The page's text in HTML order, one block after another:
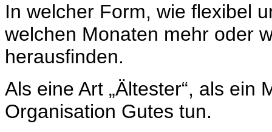
In welcher Form, wie flexibel
welchen Monaten mehr oder
herausfinden.
Als eine Art „Ältester“, als ein
Organisation Gutes tun.